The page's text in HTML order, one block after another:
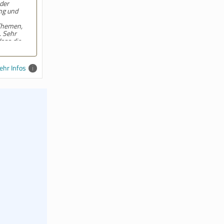
Beratung; der
Mitarbeiter hat
des
und verständlich
stand bei
mit Rat und
Infos